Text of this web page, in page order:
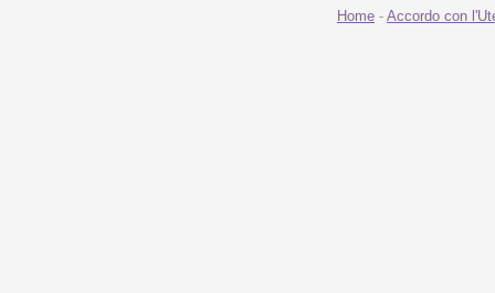
Home - Accordo con